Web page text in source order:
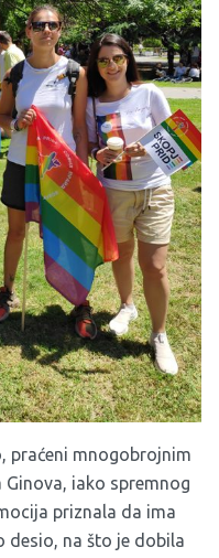
praćeni mnogobrojnim
iako spremnog
priznala da ima
desio, na što je dobila